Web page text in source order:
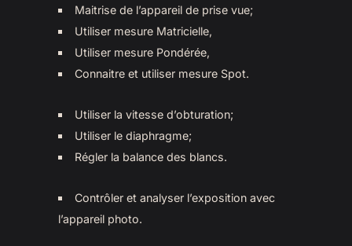
Maitrise de l’appareil de prise vue;
Utiliser mesure Matricielle,
Utiliser mesure Pondérée,
Connaitre et utiliser mesure Spot.
Utiliser la vitesse d’obturation;
Utiliser le diaphragme;
Régler la balance des blancs.
Contrôler et analyser l’exposition avec
l’appareil photo.